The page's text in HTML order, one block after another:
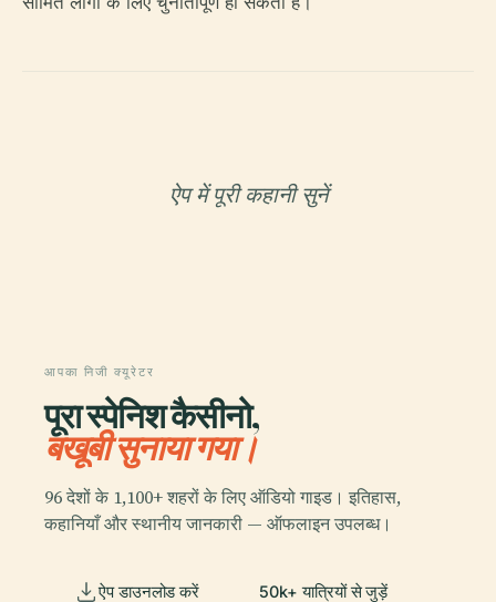
ऐप में पूरी कहानी सुनें
आपका निजी क्यूरेटर
पूरा स्पेनिश कैसीनो,
बखूबी सुनाया गया।
96 देशों के 1,100+ शहरों के लिए ऑडियो गाइड। इतिहास,
कहानियाँ और स्थानीय जानकारी — ऑफलाइन उपलब्ध।
ऐप डाउनलोड करें 50k+ यात्रियों से जुड़ें